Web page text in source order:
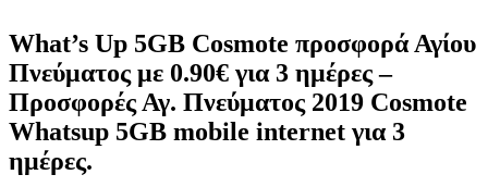
What’s Up 5GB Cosmote προσφορά Αγίου
Πνεύματος με 0.90€ για 3 ημέρες –
Προσφορές Αγ. Πνεύματος 2019 Cosmote
Whatsup 5GB mobile internet για 3
ημέρες.